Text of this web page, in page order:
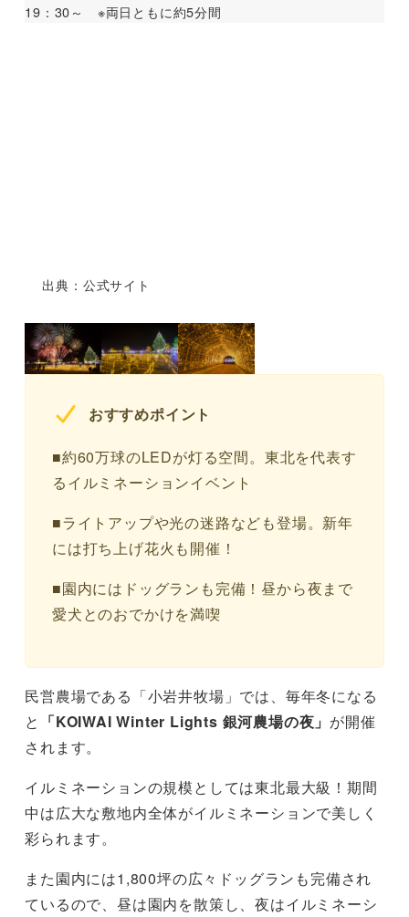
【広島】ひろしまドリミネーション（広島市）
19：30～ ※両日ともに約5分間
出典：公式サイト
おすすめポイント
■約60万球のLEDが灯る空間。東北を代表す
るイルミネーションイベント
■ライトアップや光の迷路なども登場。新年
には打ち上げ花火も開催！
■園内にはドッグランも完備！昼から夜まで
愛犬とのおでかけを満喫
民営農場である「小岩井牧場」では、毎年冬になる
と 「KOIWAI Winter Lights 銀河農場の夜」 が開催
されます。
イルミネーションの規模としては東北最大級！期間
中は広大な敷地内全体がイルミネーションで美しく
彩られます。
また園内には1,800坪の広々ドッグランも完備され
ているので、昼は園内を散策し、夜はイルミネーシ